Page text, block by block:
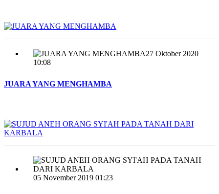
27 Oktober 2020
10:08
JUARA YANG MENGHAMBA
05 November 2019 01:23